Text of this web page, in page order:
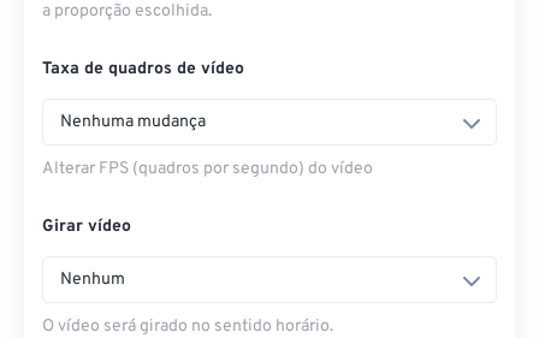
a proporção escolhida.
Taxa de quadros de vídeo
Nenhuma mudança
Alterar FPS (quadros por segundo) do vídeo
Girar vídeo
Nenhum
O vídeo será girado no sentido horário.